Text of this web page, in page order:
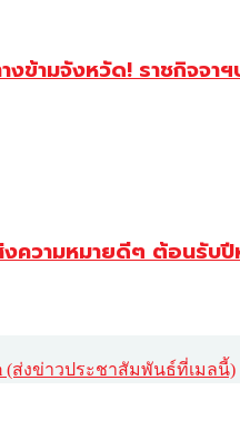
งข้ามจังหวัด! ราชกิจจา
ความหมายดีๆ ต้อนรับ
(ส่งข่าวประชาสัมพันธ์ที่เมลนี้)